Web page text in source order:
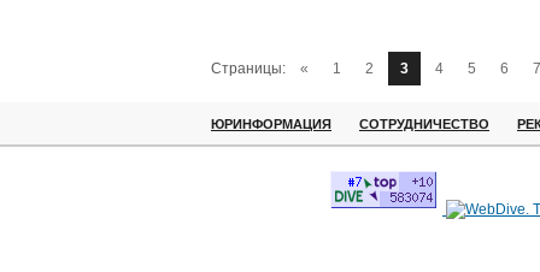
Страницы: « 1 2 3 4 5 6 7
ЮРИНФОРМАЦИЯ СОТРУДНИЧЕСТВО